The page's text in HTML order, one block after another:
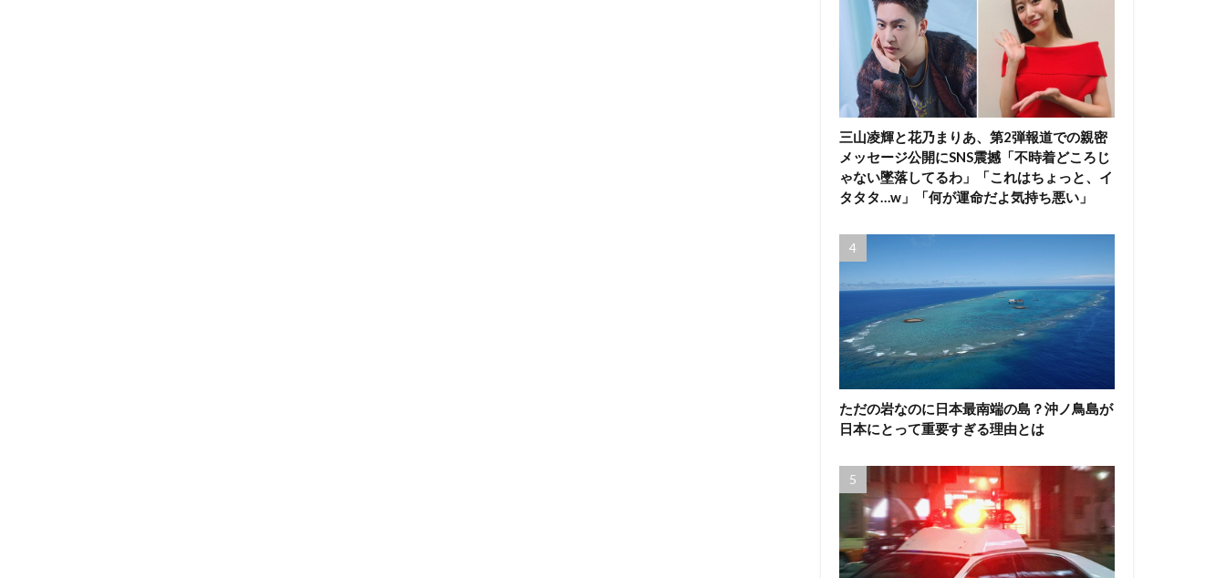
三山凌輝と花乃まりあ、第2弾報道での親密
メッセージ公開にSNS震撼「不時着どころじ
ゃない墜落してるわ」「これはちょっと、イ
タタタ…w」「何が運命だよ気持ち悪い」
ただの岩なのに日本最南端の島？沖ノ鳥島が
日本にとって重要すぎる理由とは